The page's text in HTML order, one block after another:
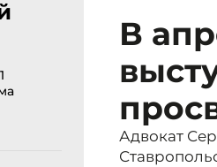
В
Адвокат